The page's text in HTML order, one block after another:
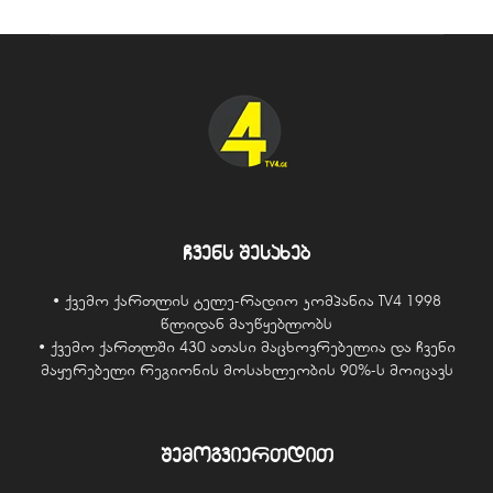
ჩვენს შესახებ
• ქვემო ქართლის ტელე-რადიო კომპანია TV4 1998
წლიდან მაუწყებლობს
• ქვემო ქართლში 430 ათასი მაცხოვრებელია და ჩვენი
მაყურებელი რეგიონის მოსახლეობის 90%-ს მოიცავს
შემოგვიერთდით